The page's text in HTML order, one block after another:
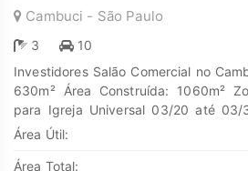
Cambuci - São Paulo
3
10
Investidores Salão Comercial no
630m² Área Construída: 1060m²
para Igreja Universal 03/20 até 03/
5.349,00 IPTU Descubra o poder de
Imóveis cada passo é uma nova
Área Útil:
Área Total: